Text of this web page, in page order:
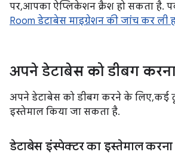
पर, आपका ऐप्लिकेशन क्रैश हो सकता है.
Room डेटाबेस माइग्रेशन की जांच कर ली
अपने डेटाबेस को डीबग करना
अपने डेटाबेस को डीबग करने के लिए, कई
इस्तेमाल किया जा सकता है.
डेटाबेस इंस्पेक्टर का इस्तेमाल करना